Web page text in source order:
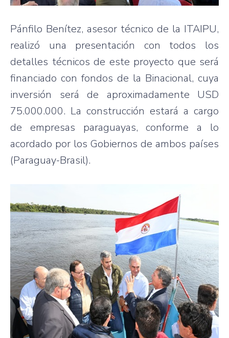
Pánfilo Benítez, asesor técnico de la ITAIPU,
realizó una presentación con todos los
detalles técnicos de este proyecto que será
financiado con fondos de la Binacional, cuya
inversión será de aproximadamente USD
75.000.000. La construcción estará a cargo
de empresas paraguayas, conforme a lo
acordado por los Gobiernos de ambos países
(Paraguay-Brasil).